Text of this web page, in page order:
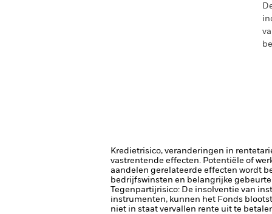
Kredietrisico, veranderingen in
vastrentende effecten. Potentiële of
aandelen gerelateerde effecten wordt
bedrijfswinsten en belangrijke
Tegenpartijrisico: De insolventie van
instrumenten, kunnen het Fonds
niet in staat vervallen rente uit te